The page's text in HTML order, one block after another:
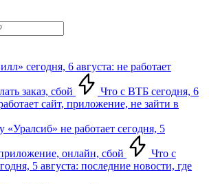
сегодня, 6 августа: не работает
заказ, сбой
Что с ВТБ сегодня, 6
сайт, приложение, не зайти в
«Уралсиб» не работает сегодня, 5
онлайн, сбой
Что с
5 августа: последние новости, где